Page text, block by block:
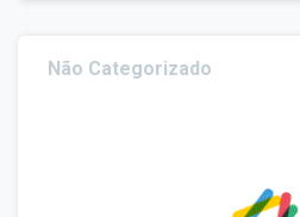
Não Categorizado